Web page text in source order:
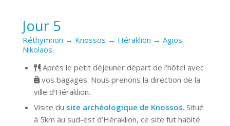
Jour 5
Réthymnon → Knossos → Héraklion → Agios
Nikolaos
Après le petit déjeuner départ de l’hôtel avec
vos bagages. Nous prenons la direction de la
ville d’Héraklion.
Visite du site archéologique de Knossos. Situé
à 5km au sud-est d’Héraklion, ce site fut habité